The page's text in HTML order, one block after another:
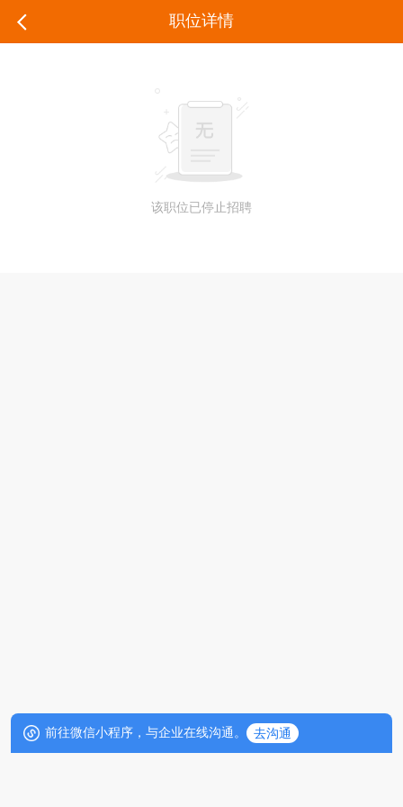
职位详情
该职位已停止招聘
前往微信小程序，与企业在线沟通。 去沟通